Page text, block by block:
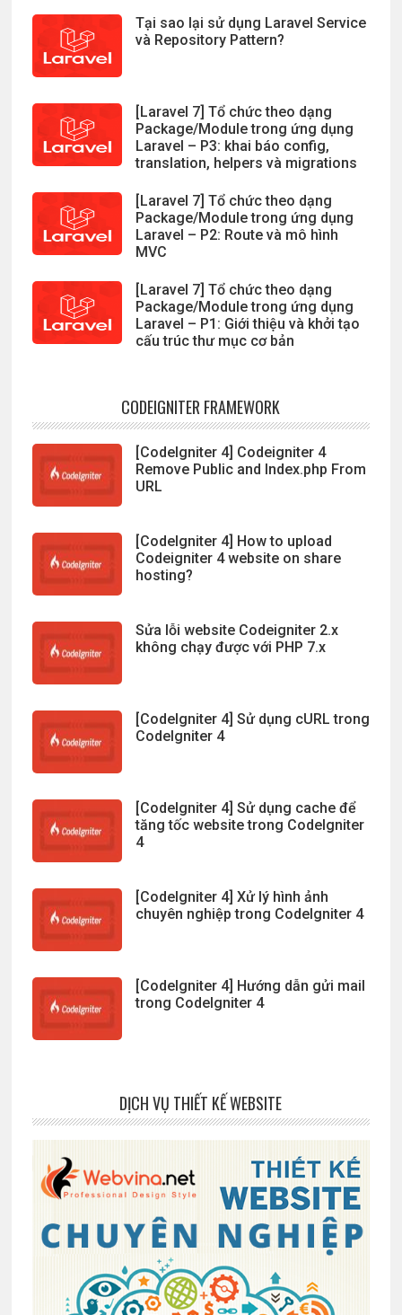
Tại sao lại sử dụng Laravel Service
và Repository Pattern?
[Laravel 7] Tổ chức theo dạng
Package/Module trong ứng dụng
Laravel – P3: khai báo config,
translation, helpers và migrations
[Laravel 7] Tổ chức theo dạng
Package/Module trong ứng dụng
Laravel – P2: Route và mô hình
MVC
[Laravel 7] Tổ chức theo dạng
Package/Module trong ứng dụng
Laravel – P1: Giới thiệu và khởi tạo
cấu trúc thư mục cơ bản
CODEIGNITER FRAMEWORK
[CodeIgniter 4] Codeigniter 4
Remove Public and Index.php From
URL
[CodeIgniter 4] How to upload
Codeigniter 4 website on share
hosting?
Sửa lỗi website Codeigniter 2.x
không chạy được với PHP 7.x
[CodeIgniter 4] Sử dụng cURL trong
CodeIgniter 4
[CodeIgniter 4] Sử dụng cache để
tăng tốc website trong CodeIgniter
4
[CodeIgniter 4] Xử lý hình ảnh
chuyên nghiệp trong CodeIgniter 4
[CodeIgniter 4] Hướng dẫn gửi mail
trong CodeIgniter 4
DỊCH VỤ THIẾT KẾ WEBSITE